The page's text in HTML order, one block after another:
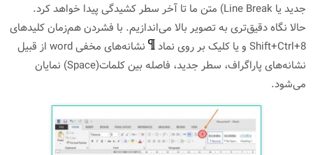
جدید یا Line Break) متن ما تا آخر سطر کشیدگی پیدا خواهد کرد.
حالا نگاه دقیق‌تری به تصویر بالا می‌اندازیم. با فشردن هم‌زمان کلیدهای
Shift+Ctrl+8 و یا کلیک بر روی نماد
نشانه‌های مخفی word از قبیل
نشانه‌های پاراگراف، سطر جدید، فاصله بین کلمات(Space) نمایان
می‌شود.